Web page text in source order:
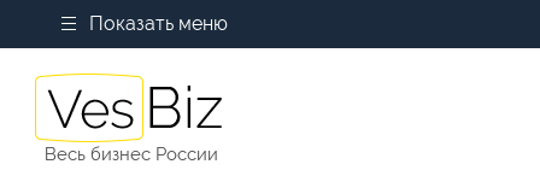
Показать меню
Весь бизнес России